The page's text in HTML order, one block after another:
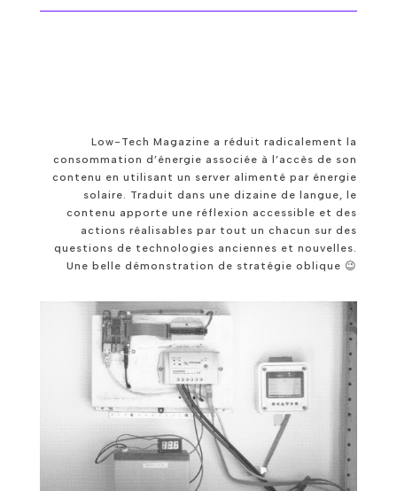
Low-Tech Magazine a réduit radicalement la
consommation d’énergie associée à l’accès de son
contenu en utilisant un server alimenté par énergie
solaire. Traduit dans une dizaine de langue, le
contenu apporte une réflexion accessible et des
actions réalisables par tout un chacun sur des
questions de technologies anciennes et nouvelles.
Une belle démonstration de stratégie oblique 😉